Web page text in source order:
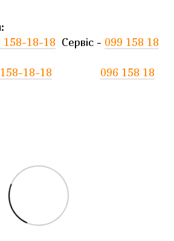
158-18-18 Сервіс - 099 158 18
18-18
096 158 18